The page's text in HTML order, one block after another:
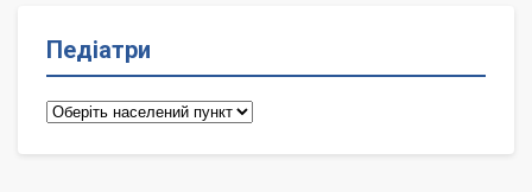
Педіатри
Педіатри